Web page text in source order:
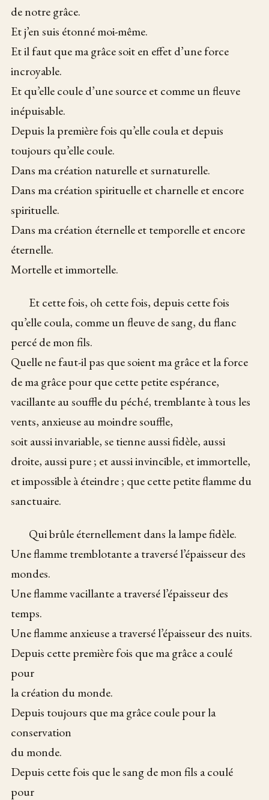
de notre grâce.
Et j’en suis étonné moi-même.
Et il faut que ma grâce soit en effet d’une force
incroyable.
Et qu’elle coule d’une source et comme un fleuve
inépuisable.
Depuis la première fois qu’elle coula et depuis
toujours qu’elle coule.
Dans ma création naturelle et surnaturelle.
Dans ma création spirituelle et charnelle et encore
spirituelle.
Dans ma création éternelle et temporelle et encore
éternelle.
Mortelle et immortelle.
Et cette fois, oh cette fois, depuis cette fois
qu’elle coula, comme un fleuve de sang, du flanc
percé de mon fils.
Quelle ne faut-il pas que soient ma grâce et la force
de ma grâce pour que cette petite espérance,
vacillante au souffle du péché, tremblante à tous les
vents, anxieuse au moindre souffle,
soit aussi invariable, se tienne aussi fidèle, aussi
droite, aussi pure ; et aussi invincible, et immortelle,
et impossible à éteindre ; que cette petite flamme du
sanctuaire.
Qui brûle éternellement dans la lampe fidèle.
Une flamme tremblotante a traversé l’épaisseur des
mondes.
Une flamme vacillante a traversé l’épaisseur des
temps.
Une flamme anxieuse a traversé l’épaisseur des nuits.
Depuis cette première fois que ma grâce a coulé
pour
la création du monde.
Depuis toujours que ma grâce coule pour la
conservation
du monde.
Depuis cette fois que le sang de mon fils a coulé
pour